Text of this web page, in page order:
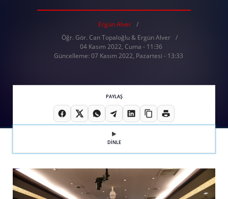
Ergün Alver
Öğr. Gör. Can Topaloğlu & Ergün Alver
04 Kasım 2022, Cuma - 11:36
Güncelleme: 07 Kasım 2022, Pazartesi - 13:33
PAYLAŞ
DİNLE